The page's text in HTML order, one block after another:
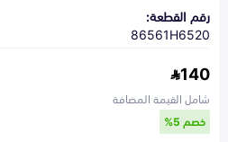
رقم القطعة:
86561H6520
140
شامل القيمة المضافة
خصم 5%